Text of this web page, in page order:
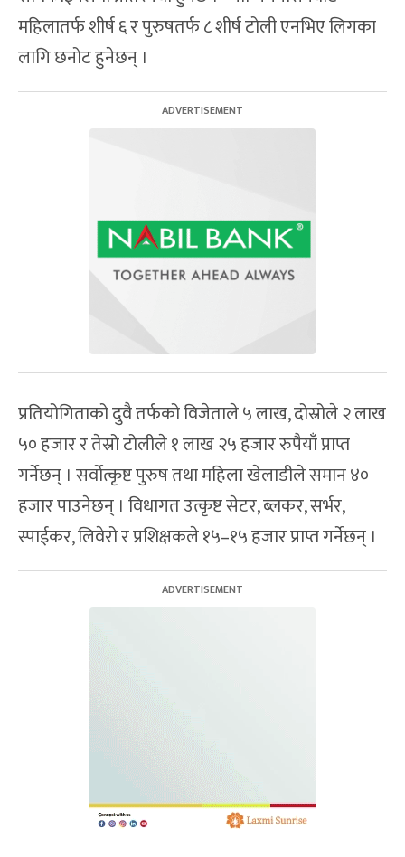
महिलातर्फ शीर्ष ६ र पुरुषतर्फ ८ शीर्ष टोली एनभिए लिगका
लागि छनोट हुनेछन् ।
प्रतियोगिताको दुवै तर्फको विजेताले ५ लाख, दोस्रोले २ लाख
५० हजार र तेस्रो टोलीले १ लाख २५ हजार रुपैयाँ प्राप्त
गर्नेछन् । सर्वोत्कृष्ट पुरुष तथा महिला खेलाडीले समान ४०
हजार पाउनेछन् । विधागत उत्कृष्ट सेटर, ब्लकर, सर्भर,
स्पाईकर, लिवेरो र प्रशिक्षकले १५–१५ हजार प्राप्त गर्नेछन् ।